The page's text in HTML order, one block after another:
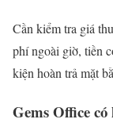
Cần kiểm tra giá
phí ngoài giờ, tiền
kiện hoàn trả mặt
Gems Office